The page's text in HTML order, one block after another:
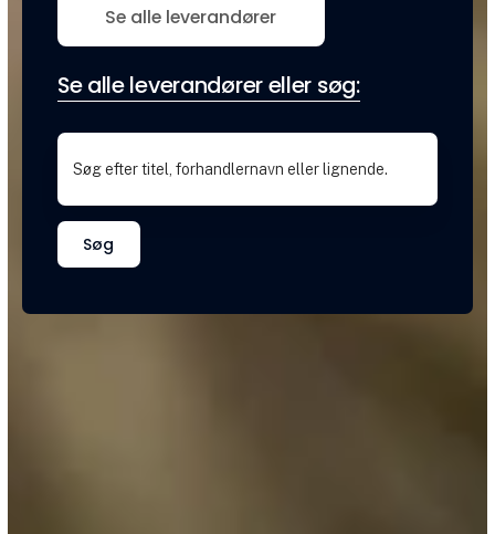
Se alle leverandører
Se alle leverandører eller søg:
Søg